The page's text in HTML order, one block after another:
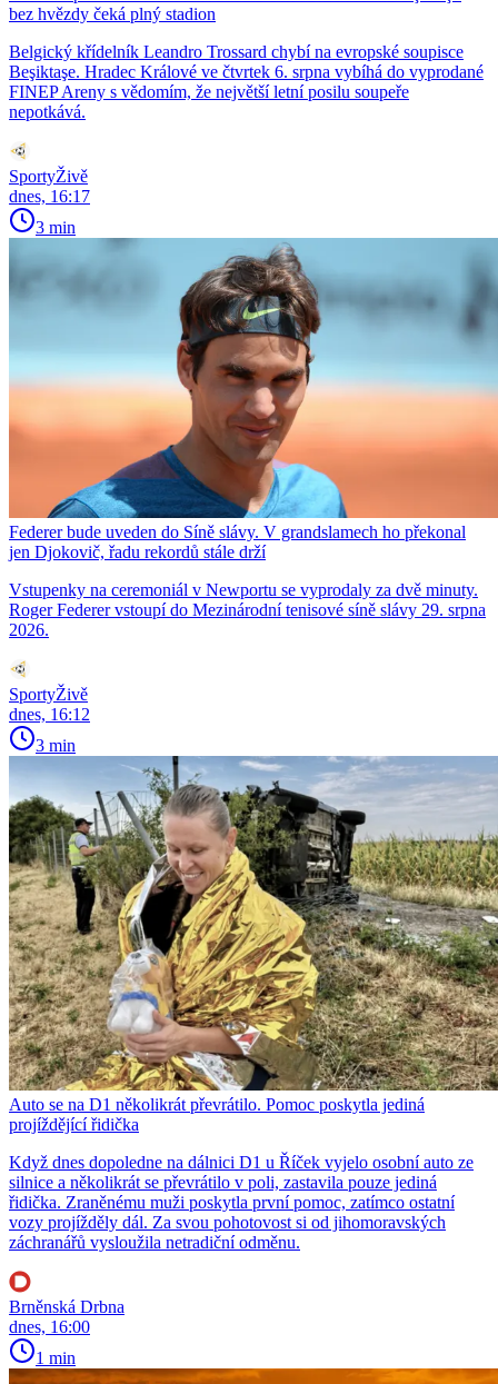
bez hvězdy čeká plný stadion
Belgický křídelník Leandro Trossard chybí na evropské soupisce
Beşiktaşe. Hradec Králové ve čtvrtek 6. srpna vybíhá do vyprodané
FINEP Areny s vědomím, že největší letní posilu soupeře
nepotkává.
SportyŽivě
dnes, 16:17
3 min
Federer bude uveden do Síně slávy. V grandslamech ho překonal
jen Djokovič, řadu rekordů stále drží
Vstupenky na ceremoniál v Newportu se vyprodaly za dvě minuty.
Roger Federer vstoupí do Mezinárodní tenisové síně slávy 29. srpna
2026.
SportyŽivě
dnes, 16:12
3 min
Auto se na D1 několikrát převrátilo. Pomoc poskytla jediná
projíždějící řidička
Když dnes dopoledne na dálnici D1 u Říček vyjelo osobní auto ze
silnice a několikrát se převrátilo v poli, zastavila pouze jediná
řidička. Zraněnému muži poskytla první pomoc, zatímco ostatní
vozy projížděly dál. Za svou pohotovost si od jihomoravských
záchranářů vysloužila netradiční odměnu.
Brněnská Drbna
dnes, 16:00
1 min